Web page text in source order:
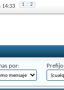
14:33 1 2
por: Prefijo